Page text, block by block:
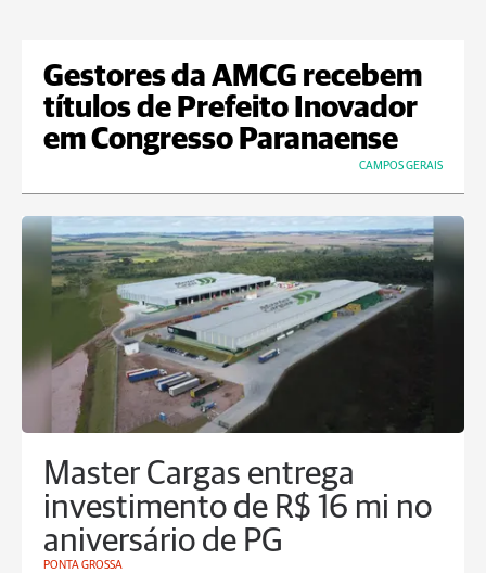
Gestores da AMCG recebem
títulos de Prefeito Inovador
em Congresso Paranaense
CAMPOS GERAIS
Master Cargas entrega
investimento de R$ 16 mi no
aniversário de PG
PONTA GROSSA